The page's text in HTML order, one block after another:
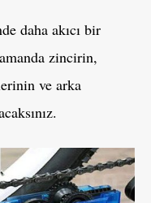
daha akıcı bir
zincirin,
ve arka